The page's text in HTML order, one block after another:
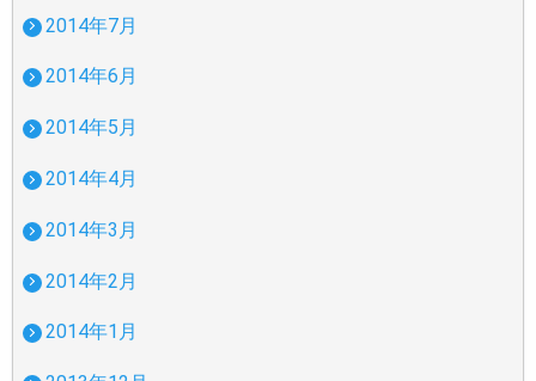
2014年7月
2014年6月
2014年5月
2014年4月
2014年3月
2014年2月
2014年1月